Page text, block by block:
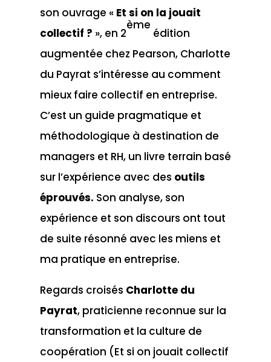
son ouvrage « Et si on la jouait
collectif ? », en 2
ème
édition
augmentée chez Pearson, Charlotte
du Payrat s’intéresse au comment
mieux faire collectif en entreprise.
C’est un guide pragmatique et
méthodologique à destination de
managers et RH, un livre terrain basé
sur l’expérience avec des outils
éprouvés. Son analyse, son
expérience et son discours ont tout
de suite résonné avec les miens et
ma pratique en entreprise.
Regards croisés Charlotte du
Payrat, praticienne reconnue sur la
transformation et la culture de
coopération (Et si on jouait collectif